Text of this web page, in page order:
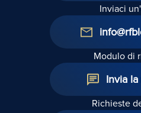
Inviaci
Modulo di
Invia
Richieste